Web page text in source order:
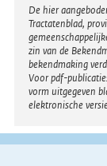
De hier
Tractatenblad,
zin van de
bekendmaking
Voor pdf-
vorm uitgegeven
elektronische